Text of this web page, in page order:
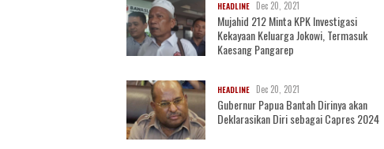
HEADLINE Dec 20, 2021
Mujahid 212 Minta KPK Investigasi
Kekayaan Keluarga Jokowi, Termasuk
Kaesang Pangarep
HEADLINE Dec 20, 2021
Gubernur Papua Bantah Dirinya akan
Deklarasikan Diri sebagai Capres 2024